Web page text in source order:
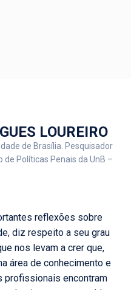
LOUREIRO
de Brasília. Pesquisador
Políticas Penais da UnB –
reflexões sobre
diz respeito a seu grau
nos levam a crer que,
área de conhecimento e
profissionais encontram